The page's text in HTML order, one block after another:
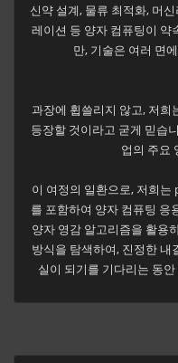
신약 설계, 물류 최적화, 머
레이션 등 양자 컴퓨팅이 약
만, 기술은 여러 면
과장에 휩쓸리지 않고, 저희
등장할 것이라고 굳게 믿습
업의 주요
이 여정의 일환으로, 저희
를 포함하여 양자 컴퓨팅 응
양자 영감 알고리즘을 활용
방식을 탐색하여, 진정한 내
실이 되기를 기다리는 동